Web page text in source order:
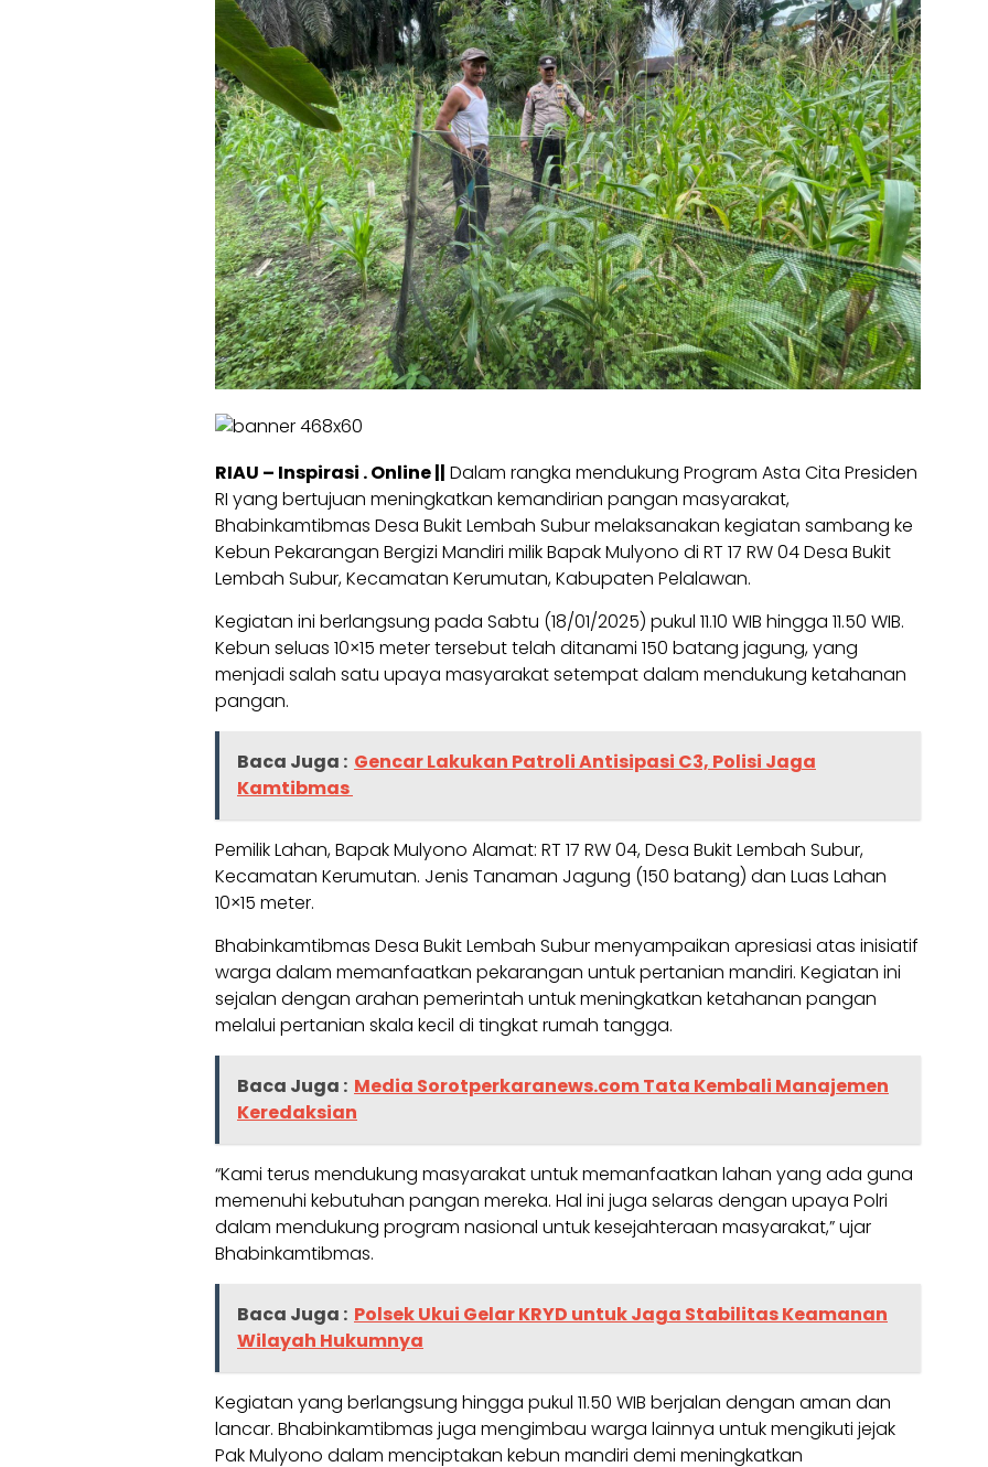
RIAU – Inspirasi . Online || Dalam rangka mendukung Program Asta Cita Presiden
RI yang bertujuan meningkatkan kemandirian pangan masyarakat,
Bhabinkamtibmas Desa Bukit Lembah Subur melaksanakan kegiatan sambang ke
Kebun Pekarangan Bergizi Mandiri milik Bapak Mulyono di RT 17 RW 04 Desa Bukit
Lembah Subur, Kecamatan Kerumutan, Kabupaten Pelalawan.
Kegiatan ini berlangsung pada Sabtu (18/01/2025) pukul 11.10 WIB hingga 11.50 WIB.
Kebun seluas 10×15 meter tersebut telah ditanami 150 batang jagung, yang
menjadi salah satu upaya masyarakat setempat dalam mendukung ketahanan
pangan.
Baca Juga : Gencar Lakukan Patroli Antisipasi C3, Polisi Jaga
Kamtibmas
Pemilik Lahan, Bapak Mulyono Alamat: RT 17 RW 04, Desa Bukit Lembah Subur,
Kecamatan Kerumutan. Jenis Tanaman Jagung (150 batang) dan Luas Lahan
10×15 meter.
Bhabinkamtibmas Desa Bukit Lembah Subur menyampaikan apresiasi atas inisiatif
warga dalam memanfaatkan pekarangan untuk pertanian mandiri. Kegiatan ini
sejalan dengan arahan pemerintah untuk meningkatkan ketahanan pangan
melalui pertanian skala kecil di tingkat rumah tangga.
Baca Juga : Media Sorotperkaranews.com Tata Kembali Manajemen
Keredaksian
“Kami terus mendukung masyarakat untuk memanfaatkan lahan yang ada guna
memenuhi kebutuhan pangan mereka. Hal ini juga selaras dengan upaya Polri
dalam mendukung program nasional untuk kesejahteraan masyarakat,” ujar
Bhabinkamtibmas.
Baca Juga : Polsek Ukui Gelar KRYD untuk Jaga Stabilitas Keamanan
Wilayah Hukumnya
Kegiatan yang berlangsung hingga pukul 11.50 WIB berjalan dengan aman dan
lancar. Bhabinkamtibmas juga mengimbau warga lainnya untuk mengikuti jejak
Pak Mulyono dalam menciptakan kebun mandiri demi meningkatkan